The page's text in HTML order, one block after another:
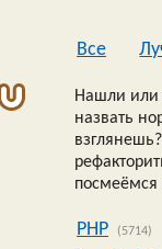
Все
Нашли или
назвать
посмеёмся
PHP (5714)